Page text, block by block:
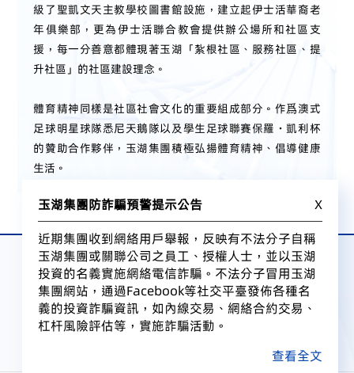
X
玉湖集團防詐騙預警提示公告
近期集團收到網絡用戶舉報，反映有不法分子自稱
玉湖集團或關聯公司之員工、授權人士，並以玉湖
投資的名義實施網絡電信詐騙。不法分子冒用玉湖
集團網站，通過Facebook等社交平臺發佈各種名
義的投資詐騙資訊，如內線交易、網絡合約交易、
杠杆風險評估等，實施詐騙活動。
查看全文
級了聖凱文天主教學校圖書館設施，建立起伊士活華裔老
年俱樂部，更為伊士活聯合教會提供辦公場所和社區支
援，每一分善意都體現著玉湖「紮根社區、服務社區、提
升社區」的社區建設理念。​
體育精神同樣是社區社會文化的重要組成部分。作爲澳式
足球明星球隊悉尼天鵝隊以及學生足球聯賽保羅·凱利杯
的贊助合作夥伴，玉湖集團積極弘揚體育精神、倡導健康
生活。